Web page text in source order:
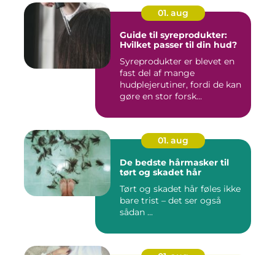
01. aug
Guide til syreprodukter:
Hvilket passer til din hud?
Syreprodukter er blevet en
fast del af mange
hudplejerutiner, fordi de kan
gøre en stor forsk...
01. aug
De bedste hårmasker til
tørt og skadet hår
Tørt og skadet hår føles ikke
bare trist – det ser også
sådan ...